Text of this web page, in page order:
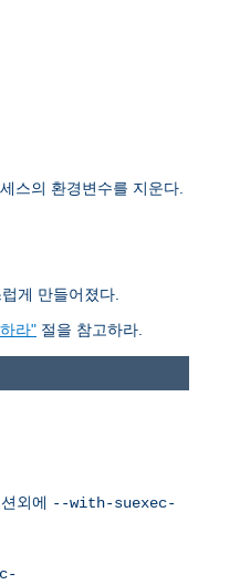
스의 환경변수를 지운다.
게 만들어졌다.
라" 절을 참고하라.
외에 --with-suexec-